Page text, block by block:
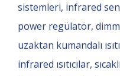
sistemleri, infrared
power regülatör,
uzaktan kumandalı
infrared ısıtıcılar,